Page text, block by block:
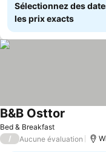
Sélectionnez des
les prix exacts
Bed & Breakfast
B&B Osttor
/ Aucune évaluation